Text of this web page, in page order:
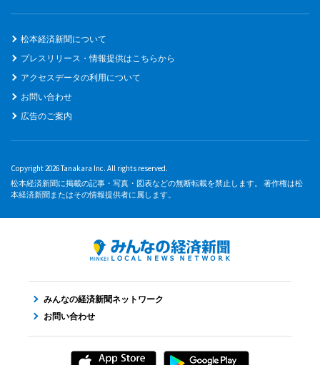
松本経済新聞について
プレスリリース・情報提供はこちらから
アクセスデータの利用について
お問い合わせ
広告のご案内
Copyright 2026 Tanakara Inc. All rights reserved.
松本経済新聞に掲載の記事・写真・図表などの無断転載を禁止します。 著作権は松
本経済新聞またはその情報提供者に属します。
みんなの経済新聞ネットワーク
お問い合わせ